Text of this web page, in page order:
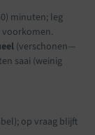
minuten; leg
(verschonen—
saai (weinig
op vraag blijft